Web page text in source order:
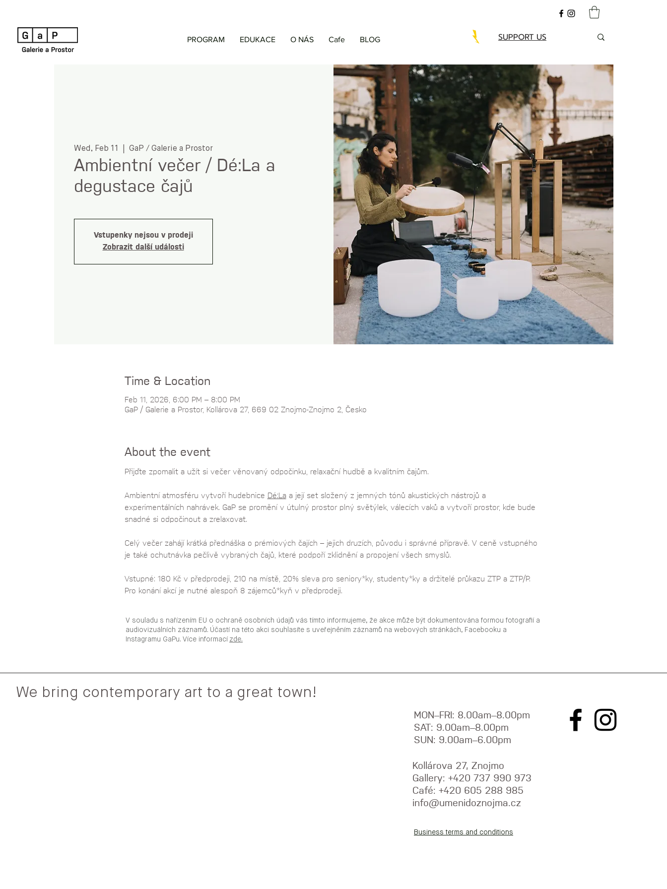
PROGRAM EDUKACE O NÁS Cafe BLOG SUPPORT US
Wed, Feb 11 GaP / Galerie a Prostor
Ambientní večer / Dé:La a
degustace čajů
Vstupenky nejsou v prodeji
Zobrazit další události
Time & Location
Feb 11, 2026, 6:00 PM – 8:00 PM
GaP / Galerie a Prostor, Kollárova 27, 669 02 Znojmo-Znojmo 2, Česko
About the event
Přijďte zpomalit a užít si večer věnovaný odpočinku, relaxační hudbě a kvalitním čajům.
Ambientní atmosféru vytvoří hudebnice Dé:La a její set složený z jemných tónů akustických nástrojů a
experimentálních nahrávek. GaP se promění v útulný prostor plný světýlek, válecích vaků a vytvoří prostor, kde bude
snadné si odpočinout a zrelaxovat.
Celý večer zahájí krátká přednáška o prémiových čajích – jejich druzích, původu i správné přípravě. V ceně vstupného
je také ochutnávka pečlivě vybraných čajů, které podpoří zklidnění a propojení všech smyslů.
Vstupné: 180 Kč v předprodeji, 210 na místě, 20% sleva pro seniory*ky, studenty*ky a držitelé průkazu ZTP a ZTP/P.
Pro konání akcí je nutné alespoň 8 zájemců*kyň v předprodeji.
V souladu s nařízením EU o ochraně osobních údajů vás tímto informujeme, že akce může být dokumentována formou fotografií a
audiovizuálních záznamů. Účastí na této akci souhlasíte s uveřejněním záznamů na webových stránkách, Facebooku a
Instagramu GaPu. Více informací zde.
We bring contemporary art to a great town!
MON–FRI: 8.00am–8.00pm
SAT: 9.00am–8.00pm
SUN: 9.00am–6.00pm
Kollárova 27, Znojmo
Gallery: +420 737 990 973
Café: +420 605 288 985
info@umenidoznojma.cz
Business terms and conditions